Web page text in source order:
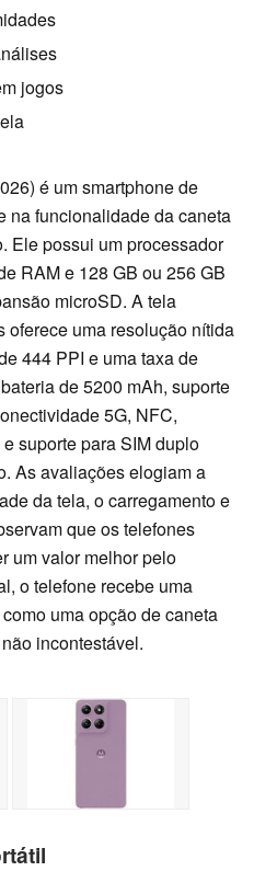
jogos
é um smartphone de
na funcionalidade da caneta
Ele possui um processador
RAM e 128 GB ou 256 GB
microSD. A tela
oferece uma resolução nítida
444 PPI e uma taxa de
de 5200 mAh, suporte
5G, NFC,
suporte para SIM duplo
As avaliações elogiam a
da tela, o carregamento e
que os telefones
um valor melhor pelo
o telefone recebe uma
uma opção de caneta
incontestável.